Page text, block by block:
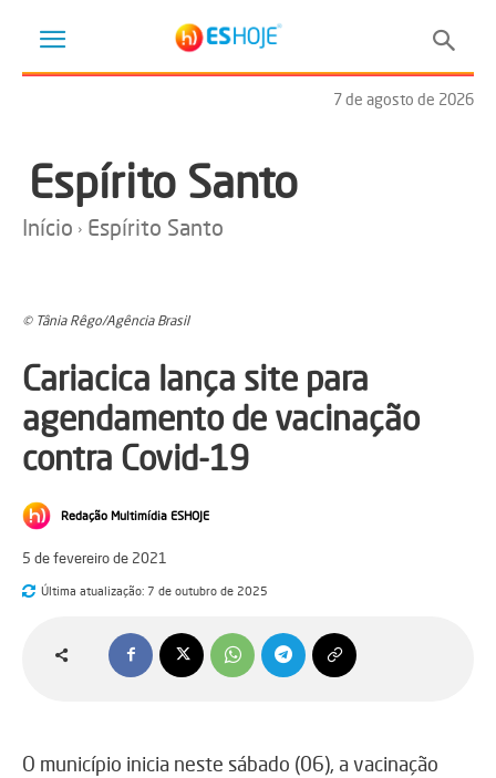
7 de agosto de 2026
Espírito Santo
Início Espírito Santo
© Tânia Rêgo/Agência Brasil
Cariacica lança site para
agendamento de vacinação
contra Covid-19
Redação Multimídia ESHOJE
5 de fevereiro de 2021
Última atualização: 7 de outubro de 2025
O município inicia neste sábado (06), a vacinação